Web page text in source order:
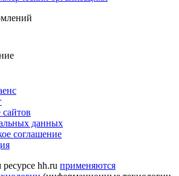
данных
соглашение
hh.ru применяются